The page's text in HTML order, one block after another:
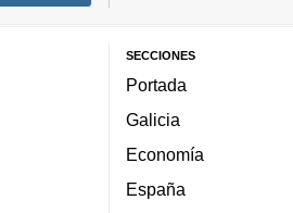
SECCIONES
Portada
Galicia
Economía
España